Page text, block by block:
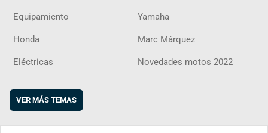
Equipamiento Yamaha
Honda Marc Márquez
Eléctricas Novedades motos 2022
VER MÁS TEMAS